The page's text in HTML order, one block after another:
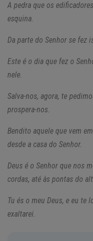
A pedra que os
esquina.
Da parte do Senhor se fez
Este é o dia que fez o
nele.
Salva-nos, agora, te
prospera-nos.
Bendito aquele que vem
desde a casa do Senhor.
Deus é o Senhor que nos
cordas, até às pontas do
Tu és o meu Deus, e eu te
exaltarei.